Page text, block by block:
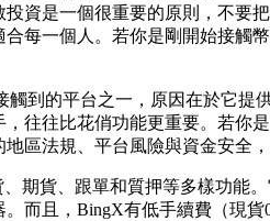
資是一個很重要的原則，不要
每一個人。若你是剛開始接觸
到的平台之一，原因在於它提
往往比花俏功能更重要。若你
區法規、平台風險與資金安全
期貨、跟單和質押等多樣功能
而且，BingX有低手續費（現